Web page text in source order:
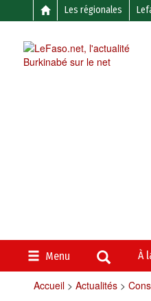
Les régionales
Menu À
Accueil> Actualités>